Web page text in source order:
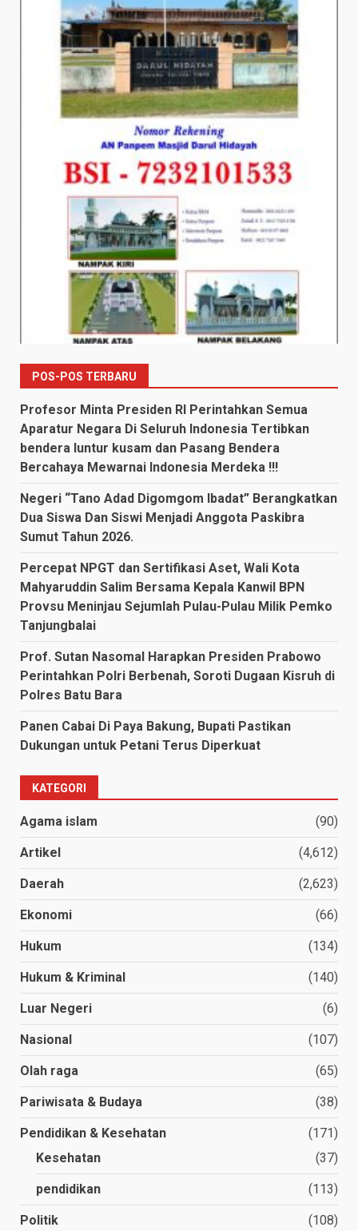
POS-POS TERBARU
Profesor Minta Presiden RI Perintahkan Semua
Aparatur Negara Di Seluruh Indonesia Tertibkan
bendera luntur kusam dan Pasang Bendera
Bercahaya Mewarnai Indonesia Merdeka !!!
Negeri “Tano Adad Digomgom Ibadat” Berangkatkan
Dua Siswa Dan Siswi Menjadi Anggota Paskibra
Sumut Tahun 2026.
Percepat NPGT dan Sertifikasi Aset, Wali Kota
Mahyaruddin Salim Bersama Kepala Kanwil BPN
Provsu Meninjau Sejumlah Pulau-Pulau Milik Pemko
Tanjungbalai
Prof. Sutan Nasomal Harapkan Presiden Prabowo
Perintahkan Polri Berbenah, Soroti Dugaan Kisruh di
Polres Batu Bara
Panen Cabai Di Paya Bakung, Bupati Pastikan
Dukungan untuk Petani Terus Diperkuat
KATEGORI
Agama islam (90)
Artikel (4,612)
Daerah (2,623)
Ekonomi (66)
Hukum (134)
Hukum & Kriminal (140)
Luar Negeri (6)
Nasional (107)
Olah raga (65)
Pariwisata & Budaya (38)
Pendidikan & Kesehatan
(171)
Kesehatan
(37)
pendidikan (113)
Politik (108)